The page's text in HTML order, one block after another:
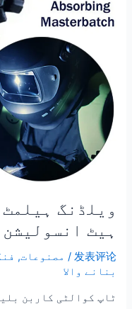
ہیٹ
发表评论
/ مصنوعات,
بنانے والا
ٹاپ کوالٹی کاربن
ہیٹ
انسولیشن